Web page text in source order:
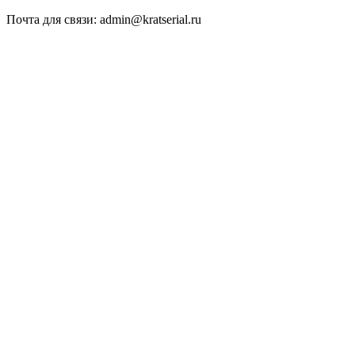
Почта для связи: admin@kratserial.ru